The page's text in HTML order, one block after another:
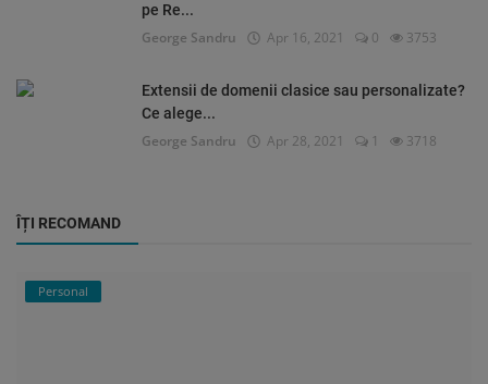
pe Re...
George Sandru Apr 16, 2021 0 3753
Extensii de domenii clasice sau personalizate?
Ce alege...
George Sandru Apr 28, 2021 1 3718
ÎȚI RECOMAND
Personal